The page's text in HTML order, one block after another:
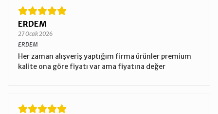
ERDEM
27 Ocak 2026
ERDEM
Her zaman alışveriş yaptığım firma ürünler premium
kalite ona göre fiyatı var ama fiyatına değer